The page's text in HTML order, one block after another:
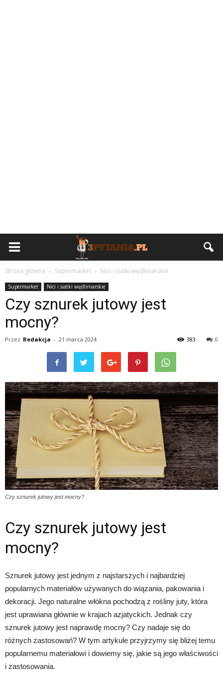
Strona główna Supermarket Nici i siatki wędliniarskie
Supermarket Nici i siatki wędliniarskie
Czy sznurek jutowy jest
mocny?
Przez Redakcja - 21 marca 2024 0
383
Czy sznurek jutowy jest mocny?
Czy sznurek jutowy jest
mocny?
Sznurek jutowy jest jednym z najstarszych i najbardziej
popularnych materiałów używanych do wiązania, pakowania i
dekoracji. Jego naturalne włókna pochodzą z rośliny juty, która
jest uprawiana głównie w krajach azjatyckich. Jednak czy
sznurek jutowy jest naprawdę mocny? Czy nadaje się do
różnych zastosowań? W tym artykule przyjrzymy się bliżej temu
popularnemu materiałowi i dowiemy się, jakie są jego właściwości
i zastosowania.